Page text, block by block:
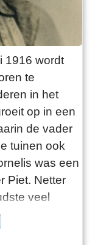
te
in het
op in een
de vader
tuinen ook
Piet. Netter
veel
werkte al
In 1929